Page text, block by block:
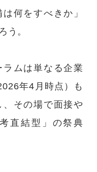
ページ
何をすべきか」
う。
ムは単なる企業
年4月時点）も
その場で面接や
直結型」の祭典